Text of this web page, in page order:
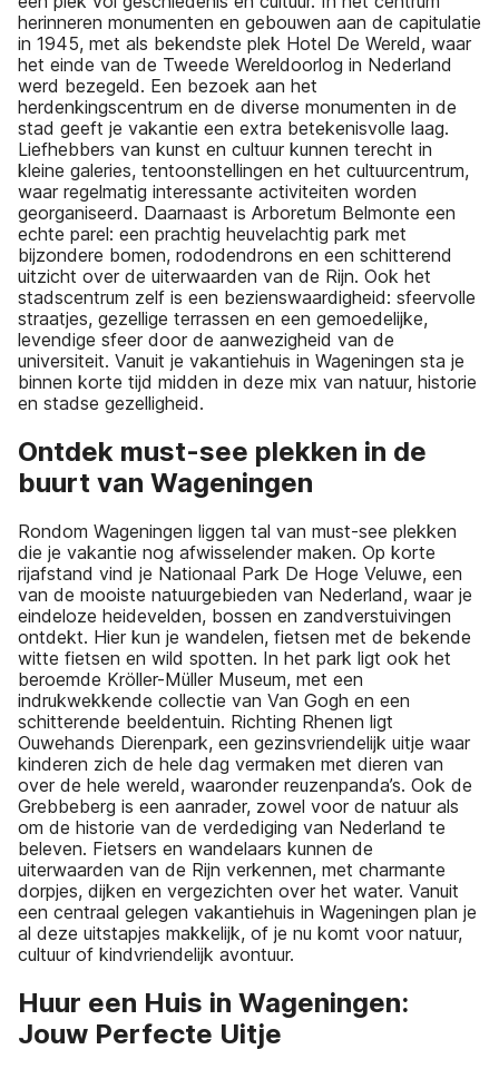
herinneren monumenten en gebouwen aan de capitulatie
in 1945, met als bekendste plek Hotel De Wereld, waar
het einde van de Tweede Wereldoorlog in Nederland
werd bezegeld. Een bezoek aan het
herdenkingscentrum en de diverse monumenten in de
stad geeft je vakantie een extra betekenisvolle laag.
Liefhebbers van kunst en cultuur kunnen terecht in
kleine galeries, tentoonstellingen en het cultuurcentrum,
waar regelmatig interessante activiteiten worden
georganiseerd. Daarnaast is Arboretum Belmonte een
echte parel: een prachtig heuvelachtig park met
bijzondere bomen, rododendrons en een schitterend
uitzicht over de uiterwaarden van de Rijn. Ook het
stadscentrum zelf is een bezienswaardigheid: sfeervolle
straatjes, gezellige terrassen en een gemoedelijke,
levendige sfeer door de aanwezigheid van de
universiteit. Vanuit je vakantiehuis in Wageningen sta je
binnen korte tijd midden in deze mix van natuur, historie
en stadse gezelligheid.
Ontdek must-see plekken in de
buurt van Wageningen
Rondom Wageningen liggen tal van must-see plekken
die je vakantie nog afwisselender maken. Op korte
rijafstand vind je Nationaal Park De Hoge Veluwe, een
van de mooiste natuurgebieden van Nederland, waar je
eindeloze heidevelden, bossen en zandverstuivingen
ontdekt. Hier kun je wandelen, fietsen met de bekende
witte fietsen en wild spotten. In het park ligt ook het
beroemde Kröller-Müller Museum, met een
indrukwekkende collectie van Van Gogh en een
schitterende beeldentuin. Richting Rhenen ligt
Ouwehands Dierenpark, een gezinsvriendelijk uitje waar
kinderen zich de hele dag vermaken met dieren van
over de hele wereld, waaronder reuzenpanda’s. Ook de
Grebbeberg is een aanrader, zowel voor de natuur als
om de historie van de verdediging van Nederland te
beleven. Fietsers en wandelaars kunnen de
uiterwaarden van de Rijn verkennen, met charmante
dorpjes, dijken en vergezichten over het water. Vanuit
een centraal gelegen vakantiehuis in Wageningen plan je
al deze uitstapjes makkelijk, of je nu komt voor natuur,
cultuur of kindvriendelijk avontuur.
Huur een Huis in Wageningen:
Jouw Perfecte Uitje